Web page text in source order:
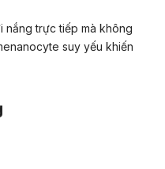
nắng trực tiếp mà không
suy yếu khiến